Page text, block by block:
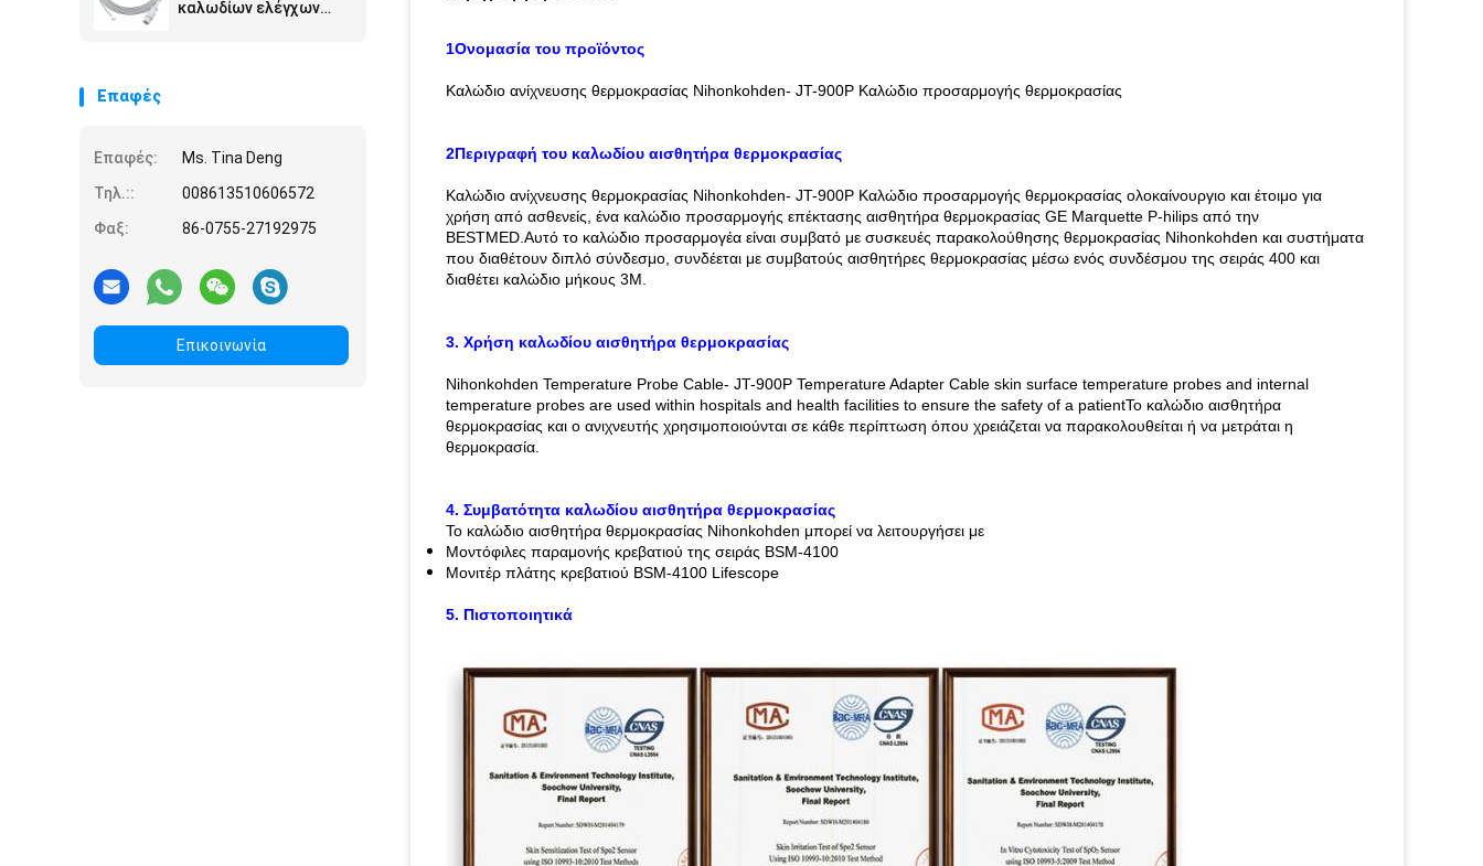
καλωδίων ελέγχων
Επαφές
Επαφές:
Ms. Tina Deng
Τηλ.::
008613510606572
Φαξ:
86-0755-27192975
Επικοινωνία
1Ονομασία του προϊόντος
Καλώδιο ανίχνευσης θερμοκρασίας Nihonkohden- JT-900P Καλώδιο προσαρμογής θερμοκρασίας
2Περιγραφή του καλωδίου αισθητήρα θερμοκρασίας
Καλώδιο ανίχνευσης θερμοκρασίας Nihonkohden- JT-900P Καλώδιο προσαρμογής θερμοκρασίας ολοκαίνουργιο και έτοιμο για
χρήση από ασθενείς, ένα καλώδιο προσαρμογής επέκτασης αισθητήρα θερμοκρασίας GE Marquette P-hilips από την
BESTMED.Αυτό το καλώδιο προσαρμογέα είναι συμβατό με συσκευές παρακολούθησης θερμοκρασίας Nihonkohden και συστήματα
που διαθέτουν διπλό σύνδεσμο, συνδέεται με συμβατούς αισθητήρες θερμοκρασίας μέσω ενός συνδέσμου της σειράς 400 και
διαθέτει καλώδιο μήκους 3M.
3. Χρήση καλωδίου αισθητήρα θερμοκρασίας
Nihonkohden Temperature Probe Cable- JT-900P Temperature Adapter Cable skin surface temperature probes and internal
temperature probes are used within hospitals and health facilities to ensure the safety of a patientΤο καλώδιο αισθητήρα
θερμοκρασίας και ο ανιχνευτής χρησιμοποιούνται σε κάθε περίπτωση όπου χρειάζεται να παρακολουθείται ή να μετράται η
θερμοκρασία.
4. Συμβατότητα καλωδίου αισθητήρα θερμοκρασίας
Το καλώδιο αισθητήρα θερμοκρασίας Nihonkohden μπορεί να λειτουργήσει με
Μοντόφιλες παραμονής κρεβατιού της σειράς BSM-4100
Μονιτέρ πλάτης κρεβατιού BSM-4100 Lifescope
5. Πιστοποιητικά